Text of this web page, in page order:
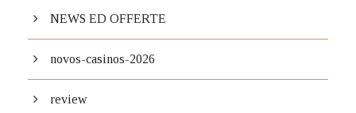
NEWS ED OFFERTE
novos-casinos-2026
review